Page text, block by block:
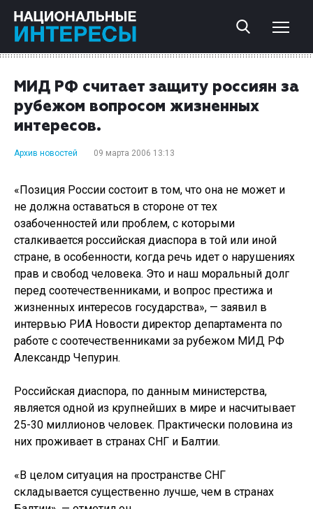
МИД РФ считает защиту россиян за
рубежом вопросом жизненных
интересов.
Архив новостей 09 марта 2006 13:13
«Позиция России состоит в том, что она не может и
не должна оставаться в стороне от тех
озабоченностей или проблем, с которыми
сталкивается российская диаспора в той или иной
стране, в особенности, когда речь идет о нарушениях
прав и свобод человека. Это и наш моральный долг
перед соотечественниками, и вопрос престижа и
жизненных интересов государства», — заявил в
интервью РИА Новости директор департамента по
работе с соотечественниками за рубежом МИД РФ
Александр Чепурин.
Российская диаспора, по данным министерства,
является одной из крупнейших в мире и насчитывает
25-30 миллионов человек. Практически половина из
них проживает в странах СНГ и Балтии.
«В целом ситуация на пространстве СНГ
складывается существенно лучше, чем в странах